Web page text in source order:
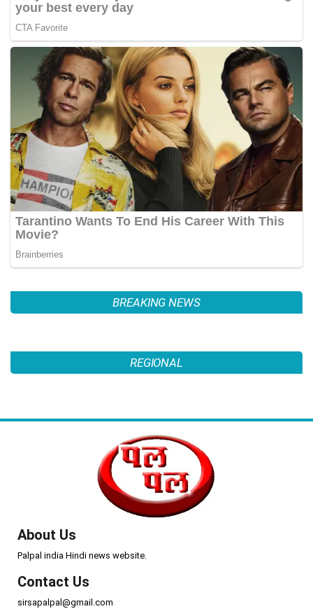
BREAKING NEWS
REGIONAL
About Us
Palpal india Hindi news website.
Contact Us
sirsapalpal@gmail.com